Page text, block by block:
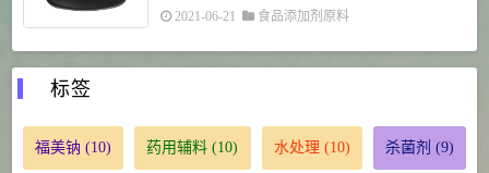
2021-06-21 食品添加剂原料
标签
福美钠 (10) 药用辅料 (10) 水处理 (10) 杀菌剂 (9)